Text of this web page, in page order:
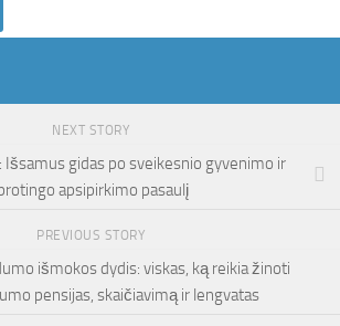
NEXT STORY
Išsamus gidas po sveikesnio gyvenimo ir
apsipirkimo pasaulį
PREVIOUS STORY
išmokos dydis: viskas, ką reikia žinoti
pensijas, skaičiavimą ir lengvatas